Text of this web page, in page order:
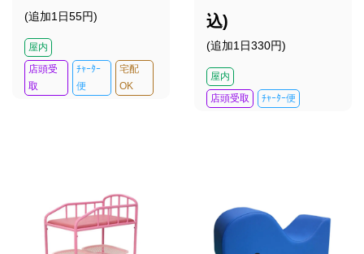
(追加1日55円)
屋内
店頭受
取
ﾁｬｰﾀｰ
便
宅配
OK
込)
(追加1日330円)
屋内
店頭受取
ﾁｬｰﾀｰ便